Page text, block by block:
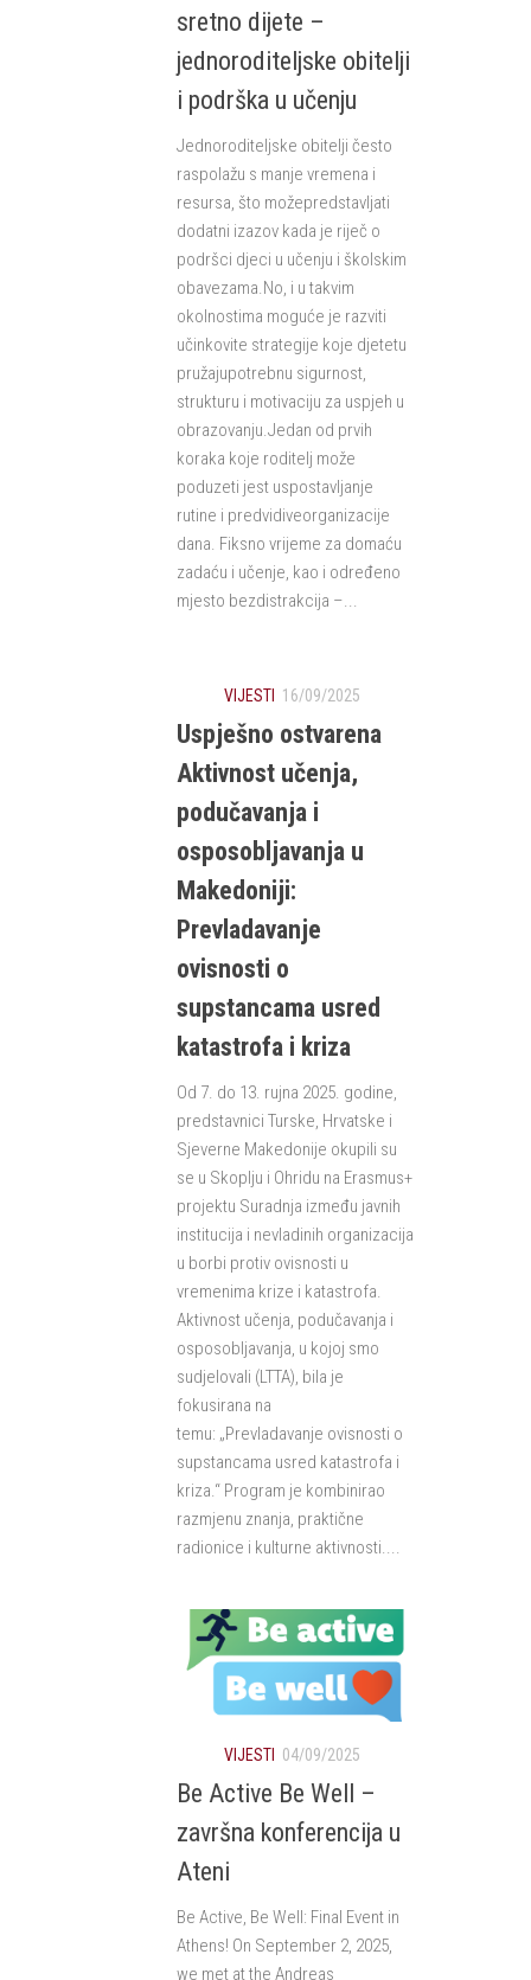
sretno dijete –
jednoroditeljske obitelji
i podrška u učenju
Jednoroditeljske obitelji često
raspolažu s manje vremena i
resursa, što možepredstavljati
dodatni izazov kada je riječ o
podršci djeci u učenju i školskim
obavezama.No, i u takvim
okolnostima moguće je razviti
učinkovite strategije koje djetetu
pružajupotrebnu sigurnost,
strukturu i motivaciju za uspjeh u
obrazovanju.Jedan od prvih
koraka koje roditelj može
poduzeti jest uspostavljanje
rutine i predvidiveorganizacije
dana. Fiksno vrijeme za domaću
zadaću i učenje, kao i određeno
mjesto bezdistrakcija –...
VIJESTI 16/09/2025
Uspješno ostvarena
Aktivnost učenja,
podučavanja i
osposobljavanja u
Makedoniji:
Prevladavanje
ovisnosti o
supstancama usred
katastrofa i kriza
Od 7. do 13. rujna 2025. godine,
predstavnici Turske, Hrvatske i
Sjeverne Makedonije okupili su
se u Skoplju i Ohridu na Erasmus+
projektu Suradnja između javnih
institucija i nevladinih organizacija
u borbi protiv ovisnosti u
vremenima krize i katastrofa.
Aktivnost učenja, podučavanja i
osposobljavanja, u kojoj smo
sudjelovali (LTTA), bila je
fokusirana na
temu: „Prevladavanje ovisnosti o
supstancama usred katastrofa i
kriza.“ Program je kombinirao
razmjenu znanja, praktične
radionice i kulturne aktivnosti....
VIJESTI 04/09/2025
Be Active Be Well –
završna konferencija u
Ateni
Be Active, Be Well: Final Event in
Athens! On September 2, 2025,
we met at the Andreas